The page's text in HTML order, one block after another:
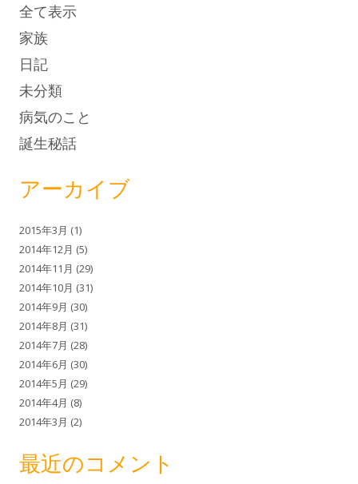
全て表示
家族
日記
未分類
病気のこと
誕生秘話
アーカイブ
2015年3月 (1)
2014年12月 (5)
2014年11月 (29)
2014年10月 (31)
2014年9月 (30)
2014年8月 (31)
2014年7月 (28)
2014年6月 (30)
2014年5月 (29)
2014年4月 (8)
2014年3月 (2)
最近のコメント